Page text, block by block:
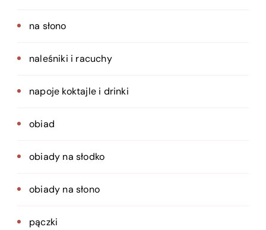
na słono
naleśniki i racuchy
napoje koktajle i drinki
obiad
obiady na słodko
obiady na słono
pączki